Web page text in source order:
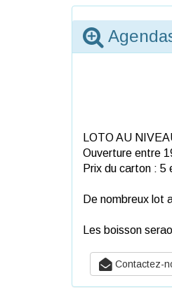
LOTO AU
Ouverture entre
Prix du carton : 5
De nombreux lot
Les boisson
Contactez-